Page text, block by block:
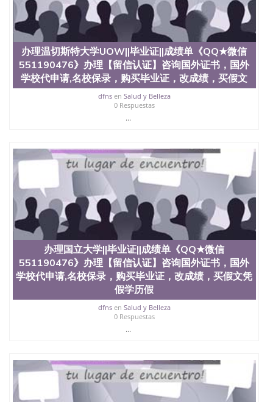
办理温切斯特大学UOW||毕业证||成绩单《QQ★微信
551190476》办理【留信认证】咨询国外证书，国外
学校代申请,名校保录，购买毕业证，改成绩，买假文
dfnsen Salud y Belleza
0 Respuestas
...
办理国立大学||毕业证||成绩单《QQ★微信
551190476》办理【留信认证】咨询国外证书，国外
学校代申请,名校保录，购买毕业证，改成绩，买假文凭
假学历假
dfnsen Salud y Belleza
0 Respuestas
...